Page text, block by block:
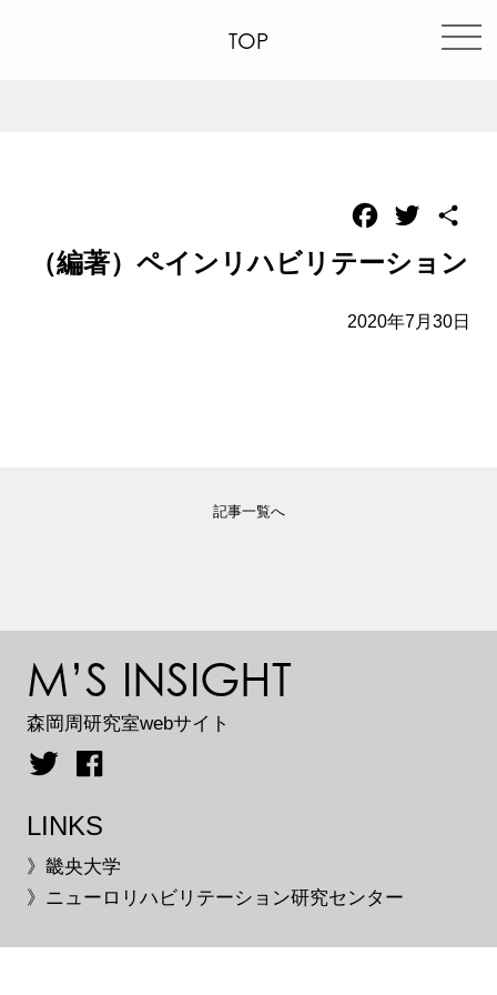
TOP
Facebook
Twitter
（編著）ペインリハビリテーション
2020年7月30日
記事一覧へ
M’S INSIGHT
森岡周研究室webサイト
LINKS
》畿央大学
》ニューロリハビリテーション研究センター